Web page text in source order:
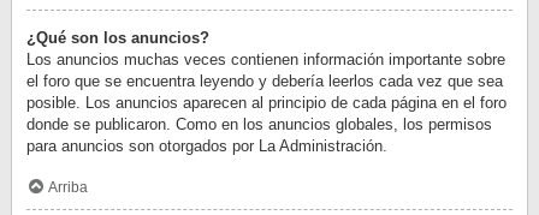
¿Qué son los anuncios?
Los anuncios muchas veces contienen información importante sobre
el foro que se encuentra leyendo y debería leerlos cada vez que sea
posible. Los anuncios aparecen al principio de cada página en el foro
donde se publicaron. Como en los anuncios globales, los permisos
para anuncios son otorgados por La Administración.
Arriba